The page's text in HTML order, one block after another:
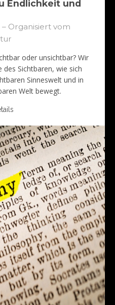
Endlichkeit und
Organisiert vom
oder unsichtbar? Wir
des Sichtbaren, wie sich
Sinneswelt und in
Welt bewegt.